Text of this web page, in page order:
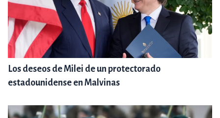
Los deseos de Milei de un protectorado
estadounidense en Malvinas